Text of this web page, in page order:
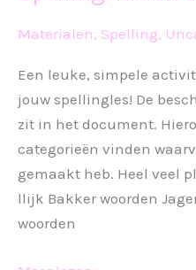
Materialen, Spelling,
Een leuke, simpele
jouw spellingles! De
zit in het document.
categorieën vinden
gemaakt heb. Heel veel
llijk Bakker woorden
woorden